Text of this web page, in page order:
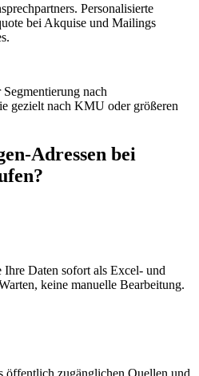
Personalisierte
bei Akquise und Mailings
nach
gezielt nach KMU oder größeren
-Adressen bei
Daten sofort als Excel- und
keine manuelle Bearbeitung.